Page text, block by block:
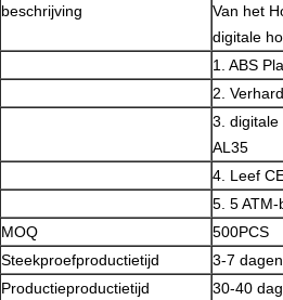
beschrijving
Van het
digitale
1. ABS
2.
3. digitale
AL35
4. Leef
5. 5
MOQ
500PCS
Steekproefproductietijd
3-7 dagen
Productieproductietijd
30-40